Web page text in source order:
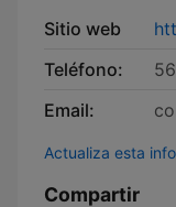
Sitio web
Teléfono:
Email:
Actualiza esta
Compartir